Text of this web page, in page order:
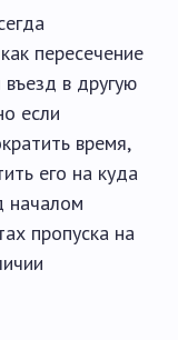
пересечение
в другую
если
время,
его на куда
началом
пропуска на